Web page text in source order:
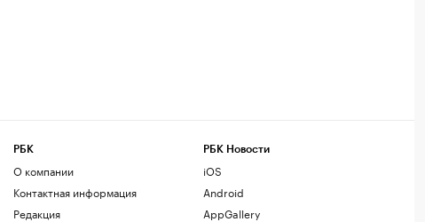
РБК
О компании
Контактная информация
Редакция
РБК Новости
iOS
Android
AppGallery